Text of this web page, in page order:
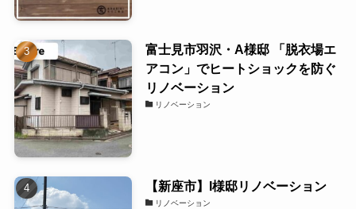
富士見市羽沢・A様邸 「脱衣場エ
アコン」でヒートショックを防ぐ
リノベーション
リノベーション
【新座市】I様邸リノベーション
リノベーション